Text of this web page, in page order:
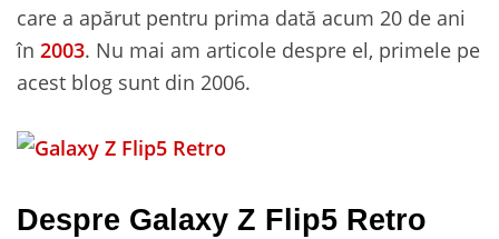
care a apărut pentru prima dată acum 20 de ani
în 2003. Nu mai am articole despre el, primele pe
acest blog sunt din 2006.
Despre Galaxy Z Flip5 Retro